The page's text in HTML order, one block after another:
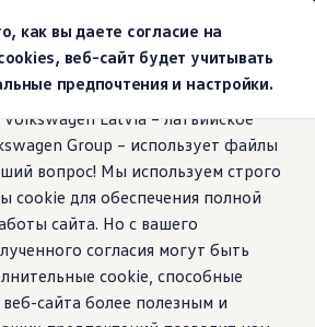
как вы даете согласие на
веб-сайт будет учитывать
предпочтения и настройки.
Latvia – латвийское
Group – использует файлы
вопрос! Мы используем строго
cookie для обеспечения полной
сайта. Но с вашего
согласия могут быть
cookie, способные
сайта более полезным и
ряд
ID.Cross
семейство внедорожников
онлайн-магазин Volkswagen
регистрация для вашего нового
сети простыми словами
VW Connect
на
миром